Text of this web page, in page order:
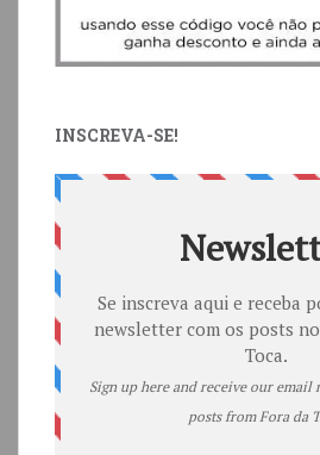
INSCREVA-SE!